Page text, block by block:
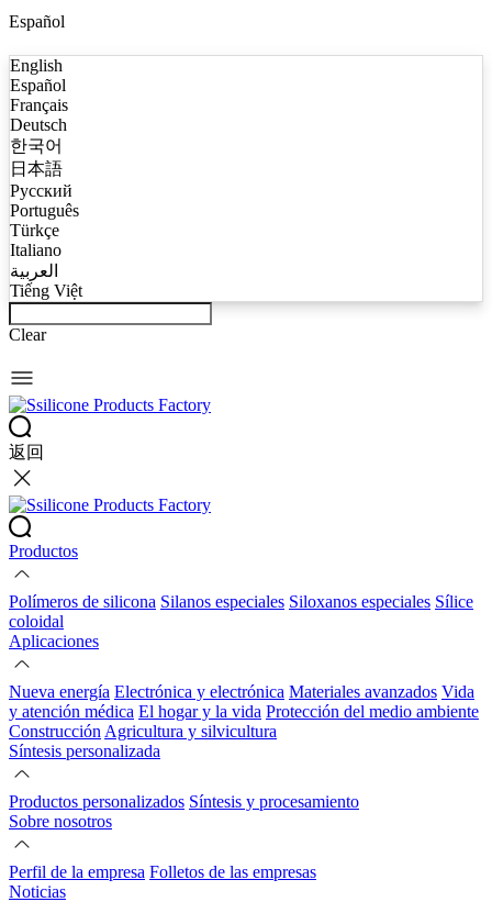
Español
English
Español
Français
Deutsch
한국어
日本語
Русский
Português
Türkçe
Italiano
العربية
Tiếng Việt
Clear
返回
Productos
Polímeros de silicona Silanos especiales Siloxanos especiales Sílice
coloidal
Aplicaciones
Nueva energía Electrónica y electrónica Materiales avanzados Vida
y atención médica El hogar y la vida Protección del medio ambiente
Construcción Agricultura y silvicultura
Síntesis personalizada
Productos personalizados Síntesis y procesamiento
Sobre nosotros
Perfil de la empresa Folletos de las empresas
Noticias